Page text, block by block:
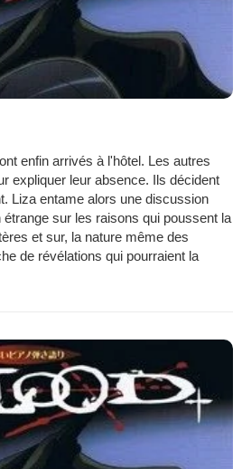
enfin arrivés à l'hôtel. Les autres
expliquer leur absence. Ils décident
Liza entame alors une discussion
sur les raisons qui poussent la
et sur, la nature même des
de révélations qui pourraient la